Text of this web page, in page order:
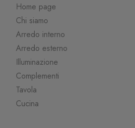
Home page
Chi siamo
Arredo interno
Arredo esterno
Illuminazione
Complementi
Tavola
Cucina